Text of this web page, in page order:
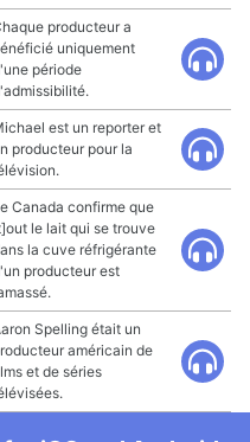
producteur a
uniquement
période
est un reporter et
producteur pour la
Canada confirme que
le lait qui se trouve
la cuve réfrigérante
producteur est
Spelling était un
américain de
et de séries